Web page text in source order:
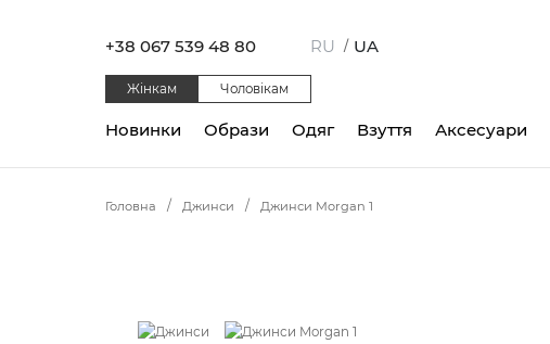
+38 067 539 48 80 RU / UA
Жінкам Чоловікам
Одяг Взуття Аксесуари
Новинки Образи
Головна Джинси Джинси Morgan 1